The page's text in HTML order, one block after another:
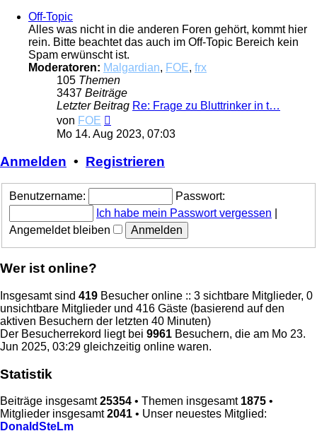
Off-Topic
Alles was nicht in die anderen Foren gehört, kommt hier
rein. Bitte beachtet das auch im Off-Topic Bereich kein
Spam erwünscht ist.
Moderatoren: Malgardian, FOE, frx
105 Themen
3437 Beiträge
Letzter Beitrag Re: Frage zu Bluttrinker in t…
von FOE
Beitrag
Mo 14. Aug 2023, 07:03
Anmelden • Registrieren
Benutzername:
Passwort:
Ich habe mein Passwort vergessen
Angemeldet bleiben
Wer ist online?
Insgesamt sind 419 Besucher online :: 3 sichtbare Mitglieder, 0
unsichtbare Mitglieder und 416 Gäste (basierend auf den
aktiven Besuchern der letzten 40 Minuten)
Der Besucherrekord liegt bei 9961 Besuchern, die am Mo 23.
Jun 2025, 03:29 gleichzeitig online waren.
Statistik
Beiträge insgesamt25354 • Themen insgesamt 1875 •
Mitglieder insgesamt2041 • Unser neuestes Mitglied:
DonaldSteLm